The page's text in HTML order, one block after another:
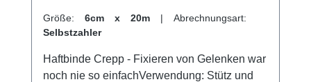
Größe: 6cm x 20m |
Abrechnungsart:
Selbstzahler
Haftbinde Crepp - Fixieren von Gelenken war
noch nie so einfachVerwendung: Stütz und